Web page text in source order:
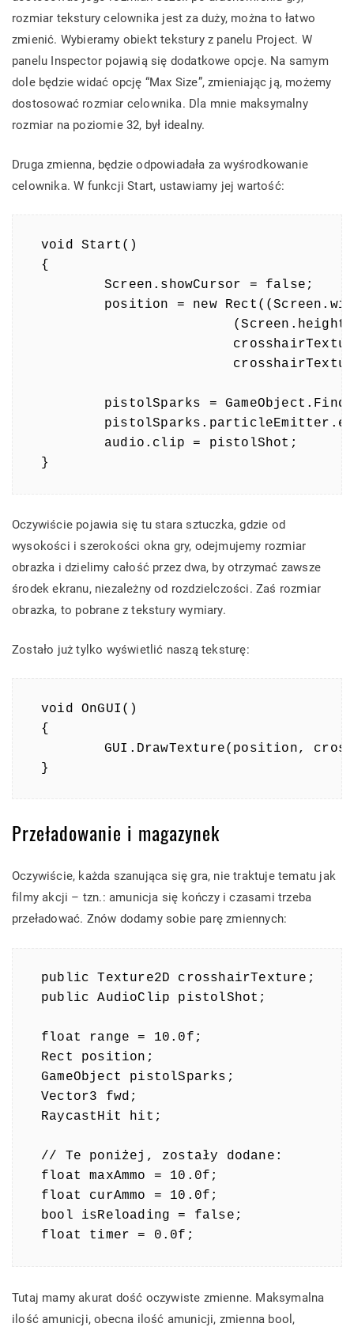
rozmiar tekstury celownika jest za duży, można to łatwo
zmienić. Wybieramy obiekt tekstury z panelu Project. W
panelu Inspector pojawią się dodatkowe opcje. Na samym
dole będzie widać opcję “Max Size”, zmieniając ją, możemy
dostosować rozmiar celownika. Dla mnie maksymalny
rozmiar na poziomie 32, był idealny.
Druga zmienna, będzie odpowiadała za wyśrodkowanie
celownika. W funkcji Start, ustawiamy jej wartość:
void Start()
{
}
Oczywiście pojawia się tu stara sztuczka, gdzie od
wysokości i szerokości okna gry, odejmujemy rozmiar
obrazka i dzielimy całość przez dwa, by otrzymać zawsze
środek ekranu, niezależny od rozdzielczości. Zaś rozmiar
obrazka, to pobrane z tekstury wymiary.
Zostało już tylko wyświetlić naszą teksturę:
void OnGUI()
{
}
Przeładowanie i magazynek
Oczywiście, każda szanująca się gra, nie traktuje tematu jak
filmy akcji – tzn.: amunicja się kończy i czasami trzeba
przeładować. Znów dodamy sobie parę zmiennych:
public Texture2D crosshairTexture;
public AudioClip pistolShot;
float range = 10.0f;
Rect position;
GameObject pistolSparks;
Vector3 fwd;
RaycastHit hit;
// Te poniżej, zostały dodane:
float maxAmmo = 10.0f;
float curAmmo = 10.0f;
bool isReloading = false;
float timer = 0.0f;
Tutaj mamy akurat dość oczywiste zmienne. Maksymalna
ilość amunicji, obecna ilość amunicji, zmienna bool,